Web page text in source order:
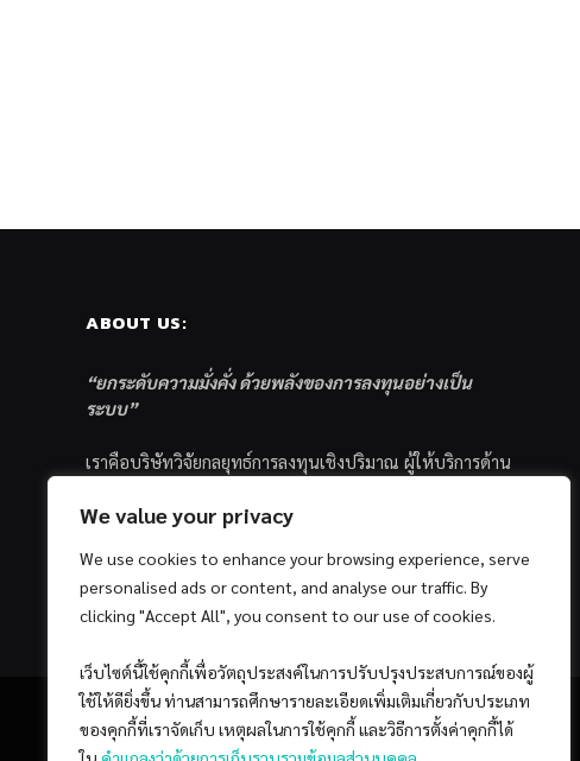
We value your privacy
We use cookies to enhance your browsing experience, serve
personalised ads or content, and analyse our traffic. By
clicking "Accept All", you consent to our use of cookies.
เว็บไซต์นี้ใช้คุกกี้เพื่อวัตถุประสงค์ในการปรับปรุงประสบการณ์ของผู้
ใช้ให้ดียิ่งขึ้น ท่านสามารถศึกษารายละเอียดเพิ่มเติมเกี่ยวกับประเภท
ของคุกกี้ที่เราจัดเก็บ เหตุผลในการใช้คุกกี้ และวิธีการตั้งค่าคุกกี้ได้
ABOUT US:
“ยกระดับความมั่งคั่ง ด้วยพลังของการลงทุนอย่างเป็น
ระบบ”
เราคือบริษัทวิจัยกลยุทธ์การลงทุนเชิงปริมาณ ผู้ให้บริการด้าน
ส่วนบุคคล ซึ่งมีเป้าหมายที่จะช่วยเหลือให้นักลงทุนไทย
ด้วยแนวคิดและกระบวนการลงทุนอย่างเป็นระบบแบบ
Quantitative & Systematic Investing